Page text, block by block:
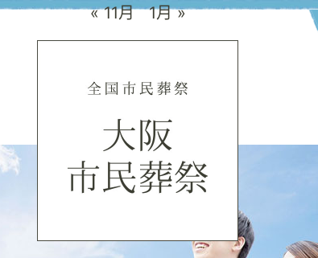
« 11月 1月 »